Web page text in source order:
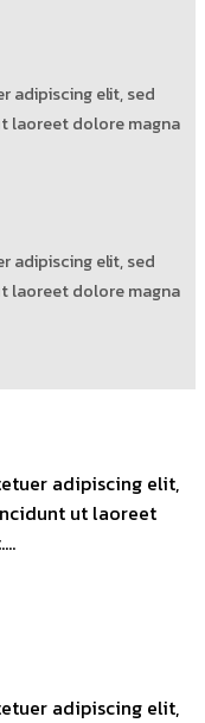
adipiscing elit, sed
laoreet dolore magna
adipiscing elit, sed
laoreet dolore magna
adipiscing elit,
ut laoreet
adipiscing elit,